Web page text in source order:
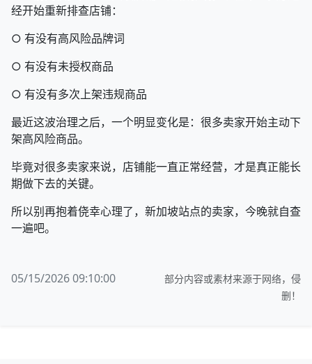
经开始重新排查店铺：
○ 有没有高风险品牌词
○ 有没有未授权商品
○ 有没有多次上架违规商品
最近这波治理之后，一个明显变化是：很多卖家开始主动下
架高风险商品。
毕竟对很多卖家来说，店铺能一直正常经营，才是真正能长
期做下去的关键。
所以别再抱着侥幸心理了，新加坡站点的卖家，今晚就自查
一遍吧。
05/15/2026 09:10:00
部分内容或素材来源于网络，侵
删！